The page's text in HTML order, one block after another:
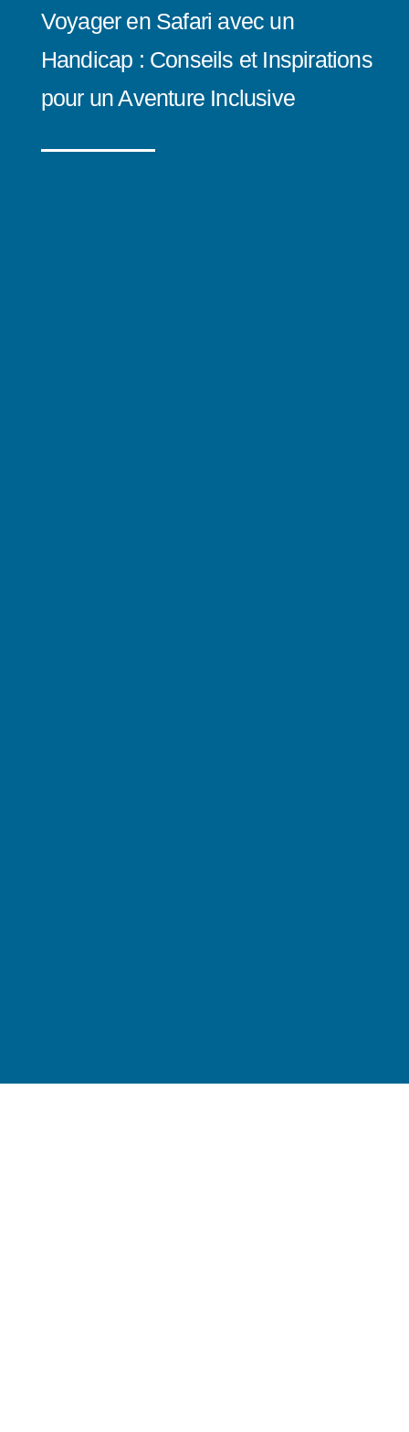
Voyager en Safari avec un
Handicap : Conseils et Inspirations
pour un Aventure Inclusive